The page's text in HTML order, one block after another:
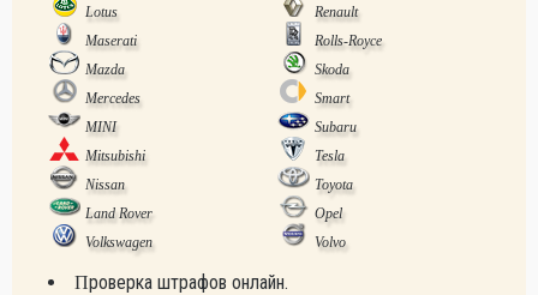
Lotus
Renault
Maserati
Rolls-Royce
Mazda
Skoda
Mercedes
Smart
MINI
Subaru
Mitsubishi
Tesla
Nissan
Toyota
Land Rover
Opel
Volkswagen
Volvo
Проверка штрафов онлайн.